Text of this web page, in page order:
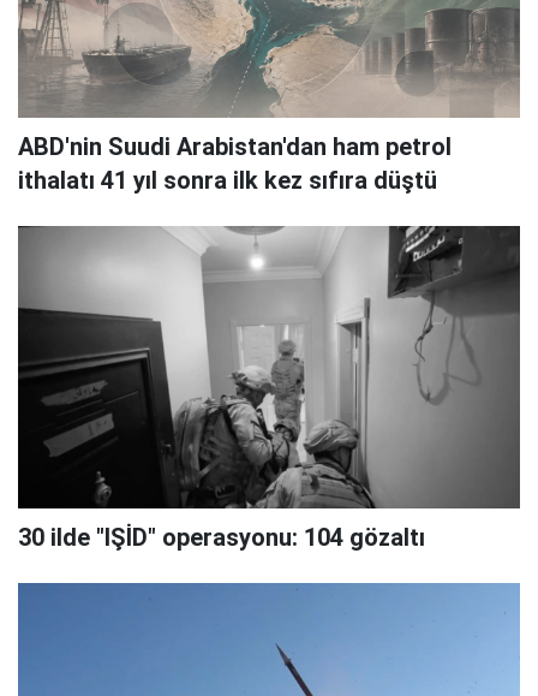
ABD'nin Suudi Arabistan'dan ham petrol
ithalatı 41 yıl sonra ilk kez sıfıra düştü
30 ilde "IŞİD" operasyonu: 104 gözaltı